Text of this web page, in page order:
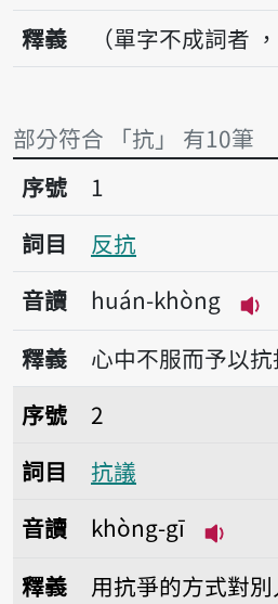
釋義
（單字不成詞者
部分符合 「抗」 有10筆
序號1反抗
序號
1
詞目
反抗
音讀
huán-khòng
釋義
心中不服而予以抗
序號2抗議
序號
2
詞目
抗議
音讀
khòng-gī
釋義
用抗爭的方式對